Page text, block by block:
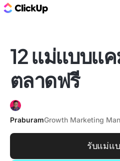
12 แม่แบบแ
ตลาดฟรี
PraburamGrowth Marketing
รับแม่แ